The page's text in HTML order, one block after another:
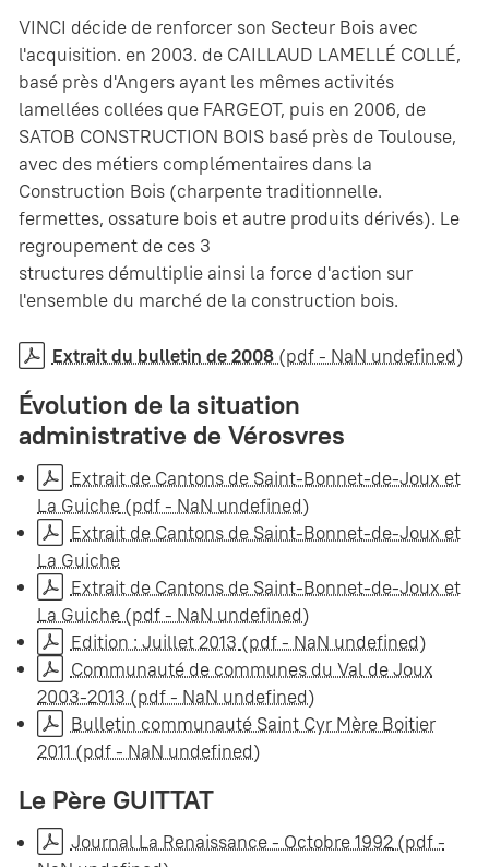
VINCI décide de renforcer son Secteur Bois avec
l'acquisition. en 2003. de CAILLAUD LAMELLÉ COLLÉ,
basé près d'Angers ayant les mêmes activités
lamellées collées que FARGEOT, puis en 2006, de
SATOB CONSTRUCTION BOIS basé près de Toulouse,
avec des métiers complémentaires dans la
Construction Bois (charpente traditionnelle.
fermettes, ossature bois et autre produits dérivés). Le
regroupement de ces 3
structures démultiplie ainsi la force d'action sur
l'ensemble du marché de la construction bois.
Extrait du bulletin de 2008(pdf - NaN undefined)
Évolution de la situation
administrative de Vérosvres
Extrait de Cantons de Saint-Bonnet-de-Joux et
La Guiche (pdf - NaN undefined)
Extrait de Cantons de Saint-Bonnet-de-Joux et
La Guiche
Extrait de Cantons de Saint-Bonnet-de-Joux et
La Guiche (pdf - NaN undefined)
Edition : Juillet 2013 (pdf - NaN undefined)
Communauté de communes du Val de Joux
2003-2013 (pdf - NaN undefined)
Bulletin communauté Saint Cyr Mère Boitier
2011 (pdf - NaN undefined)
Le Père GUITTAT
Journal La Renaissance - Octobre 1992(pdf -